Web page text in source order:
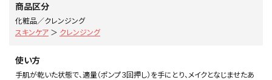
商品区分
化粧品／クレンジング
スキンケア ＞ クレンジング
使い方
手肌が乾いた状態で、適量（ポンプ３回押し）を手にとり、メイクとなじませたあ